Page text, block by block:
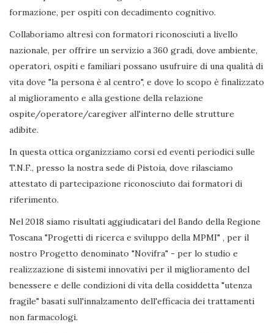
formazione, per ospiti con decadimento cognitivo.
Collaboriamo altresì con formatori riconosciuti a livello
nazionale, per offrire un servizio a 360 gradi, dove ambiente,
operatori, ospiti e familiari possano usufruire di una qualità di
vita dove "la persona è al centro", e dove lo scopo è finalizzato
al miglioramento e alla gestione della relazione
ospite/operatore/caregiver all'interno delle strutture
adibite.
In questa ottica organizziamo corsi ed eventi periodici sulle
T.N.F., presso la nostra sede di Pistoia, dove rilasciamo
attestato di partecipazione riconosciuto dai formatori di
riferimento.
Nel 2018 siamo risultati aggiudicatari del Bando della Regione
Toscana "Progetti di ricerca e sviluppo della MPMI" , per il
nostro Progetto denominato "Novifra" - per lo studio e
realizzazione di sistemi innovativi per il miglioramento del
benessere e delle condizioni di vita della cosiddetta "utenza
fragile" basati sull'innalzamento dell'efficacia dei trattamenti
non farmacologi.